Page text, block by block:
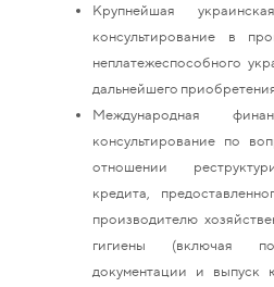
Крупнейшая
консультирование в
неплатежеспособного
дальнейшего
Международная
консультирование по
отношении
кредита,
производителю
гигиены (включая
документации и выпуск